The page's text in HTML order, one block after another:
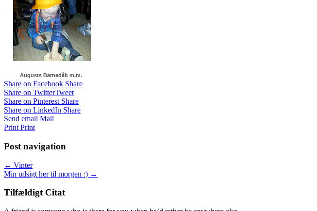
Augusts Barnedåb m.m.
Share on Facebook Share
Share on TwitterTweet
Share on Pinterest Share
Share on LinkedIn Share
Send email Mail
Print Print
Post navigation
← Vinter
Min udsigt her til morgen :) →
Tilfældigt Citat